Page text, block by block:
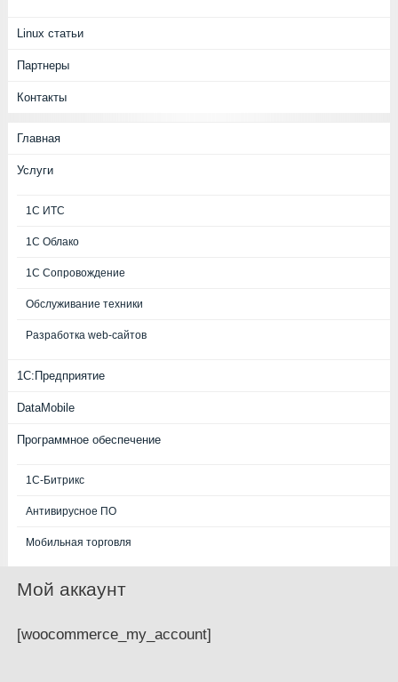
Linux статьи
Партнеры
Контакты
Главная
Услуги
1С ИТС
1С Облако
1С Сопровождение
Обслуживание техники
Разработка web-сайтов
1С:Предприятие
DataMobile
Программное обеспечение
1С-Битрикс
Антивирусное ПО
Мобильная торговля
Мой аккаунт
[woocommerce_my_account]